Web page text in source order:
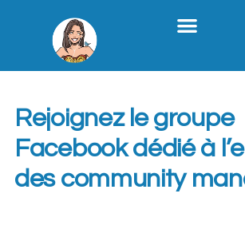
Étiquette :
Rejoignez le groupe
Facebook dédié à
des community